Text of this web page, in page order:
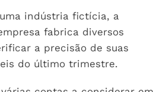
indústria fictícia, a
fabrica diversos
a precisão de suas
do último trimestre.